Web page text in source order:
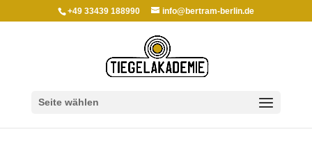
+49 33439 188990 info@bertram-berlin.de
Seite wählen